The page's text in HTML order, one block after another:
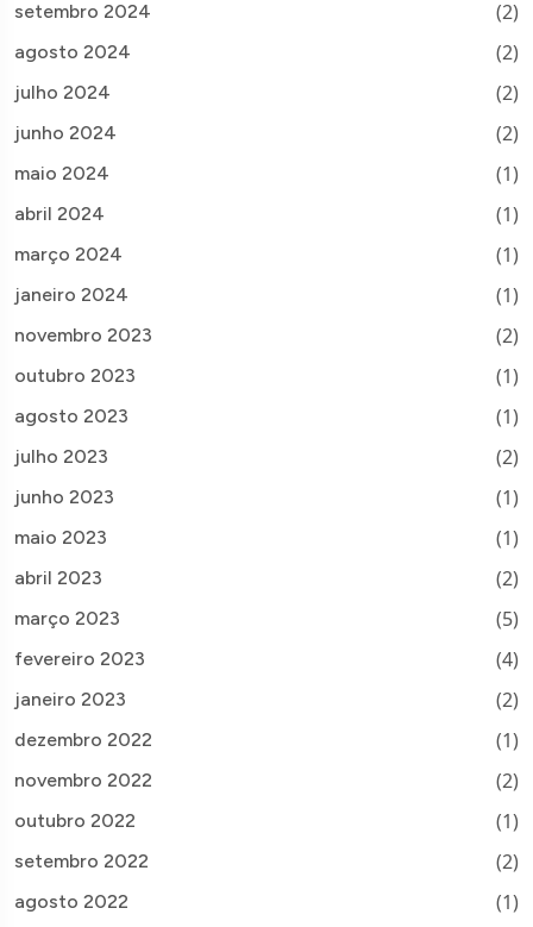
setembro 2024 (2)
agosto 2024 (2)
julho 2024 (2)
junho 2024 (2)
maio 2024 (1)
abril 2024 (1)
março 2024 (1)
janeiro 2024 (1)
novembro 2023 (2)
outubro 2023 (1)
agosto 2023 (1)
julho 2023 (2)
junho 2023 (1)
maio 2023 (1)
abril 2023 (2)
março 2023 (5)
fevereiro 2023 (4)
janeiro 2023 (2)
dezembro 2022 (1)
novembro 2022 (2)
outubro 2022 (1)
setembro 2022 (2)
agosto 2022 (1)